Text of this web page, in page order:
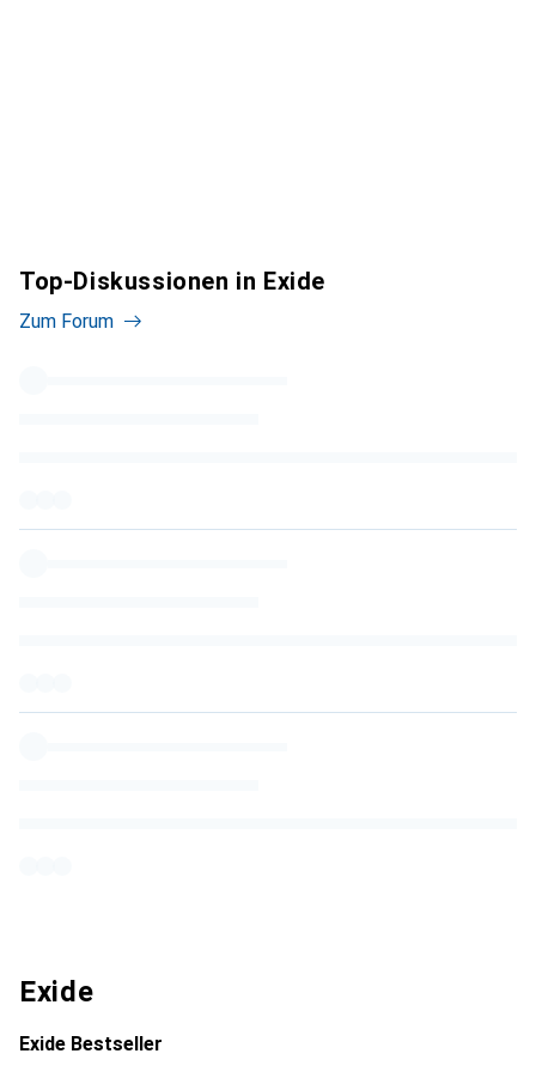
Top-Diskussionen in Exide
Zum Forum
Exide
Exide Bestseller